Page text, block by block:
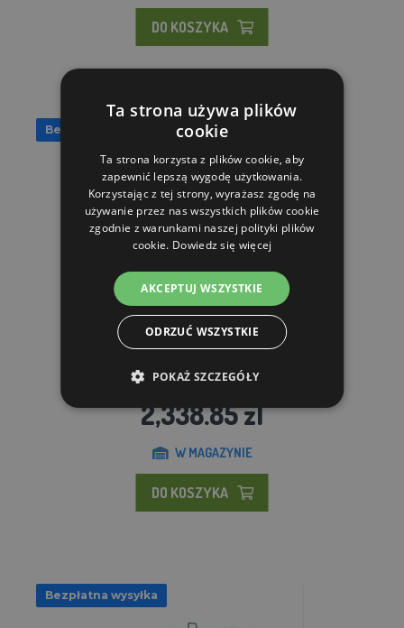
DO KOSZYKA
Bezpłatna wysyłka
Mobilny kurnik dla kur GAUN 10365 - THE EGG LOFT
2,338.85 zl
W MAGAZYNIE
DO KOSZYKA
Bezpłatna wysyłka
Ta strona używa plików
cookie
Ta strona korzysta z plików cookie, aby
zapewnić lepszą wygodę użytkowania.
Korzystając z tej strony, wyrażasz zgodę na
używanie przez nas wszystkich plików cookie
zgodnie z warunkami naszej polityki plików
cookie. Dowiedz się więcej
AKCEPTUJ WSZYSTKIE
ODRZUĆ WSZYSTKIE
POKAŻ SZCZEGÓŁY